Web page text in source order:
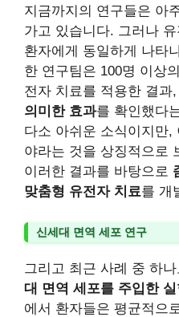
지금까지의 연구들은 아
가고 있습니다. 그러나
환자에게 동일하게 나타
한 연구팀은 100명 이상
전자 치료를 적용한 결과
의미한 효과를 확인했다
다소 아쉬운 소식이지만,
야라는 것을 상징적으로
이러한 결과를 바탕으로
맞춤형 유전자 치료를 개
신세대 면역 세포 연구
그리고 최근 사례 중 하
대 면역 세포를 주입한 실
에서 환자들은 평균적으